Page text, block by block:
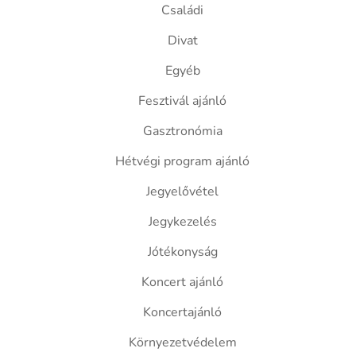
Családi
Divat
Egyéb
Fesztivál ajánló
Gasztronómia
Hétvégi program ajánló
Jegyelővétel
Jegykezelés
Jótékonyság
Koncert ajánló
Koncertajánló
Környezetvédelem